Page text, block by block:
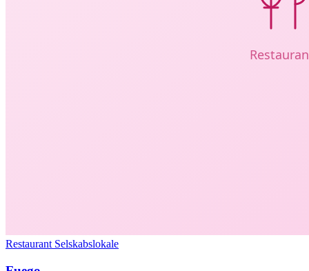
Restaurant Selskabslokale